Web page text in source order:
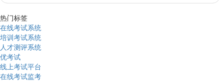
热门标签
在线考试系统
培训考试系统
人才测评系统
优考试
线上考试平台
在线考试监考